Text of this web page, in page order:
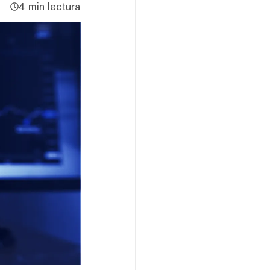
4 min lectura